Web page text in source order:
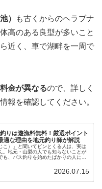
）
も古くからのヘラブナ
高のある良型が多いこと
近く、車で湖畔を一周で
金が異なるので、詳しく
報を確認してください。
釣りは遊漁料無料！厳選ポイント
適な理由を地元釣り師が解説
こ）」と聞いてピンとくる人は、実は
。地元・山梨の人でも知らないことが
も、バス釣りを始めたばかりの人にこ
2026.07.15